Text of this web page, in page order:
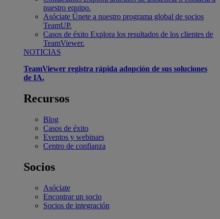
nuestro equipo.
Asóciate Únete a nuestro programa global de socios
TeamUP.
Casos de éxito Explora los resultados de los clientes de
TeamViewer.
NOTICIAS
TeamViewer registra rápida adopción de sus soluciones
de IA.
Recursos
Blog
Casos de éxito
Eventos y webinars
Centro de confianza
Socios
Asóciate
Encontrar un socio
Socios de integración